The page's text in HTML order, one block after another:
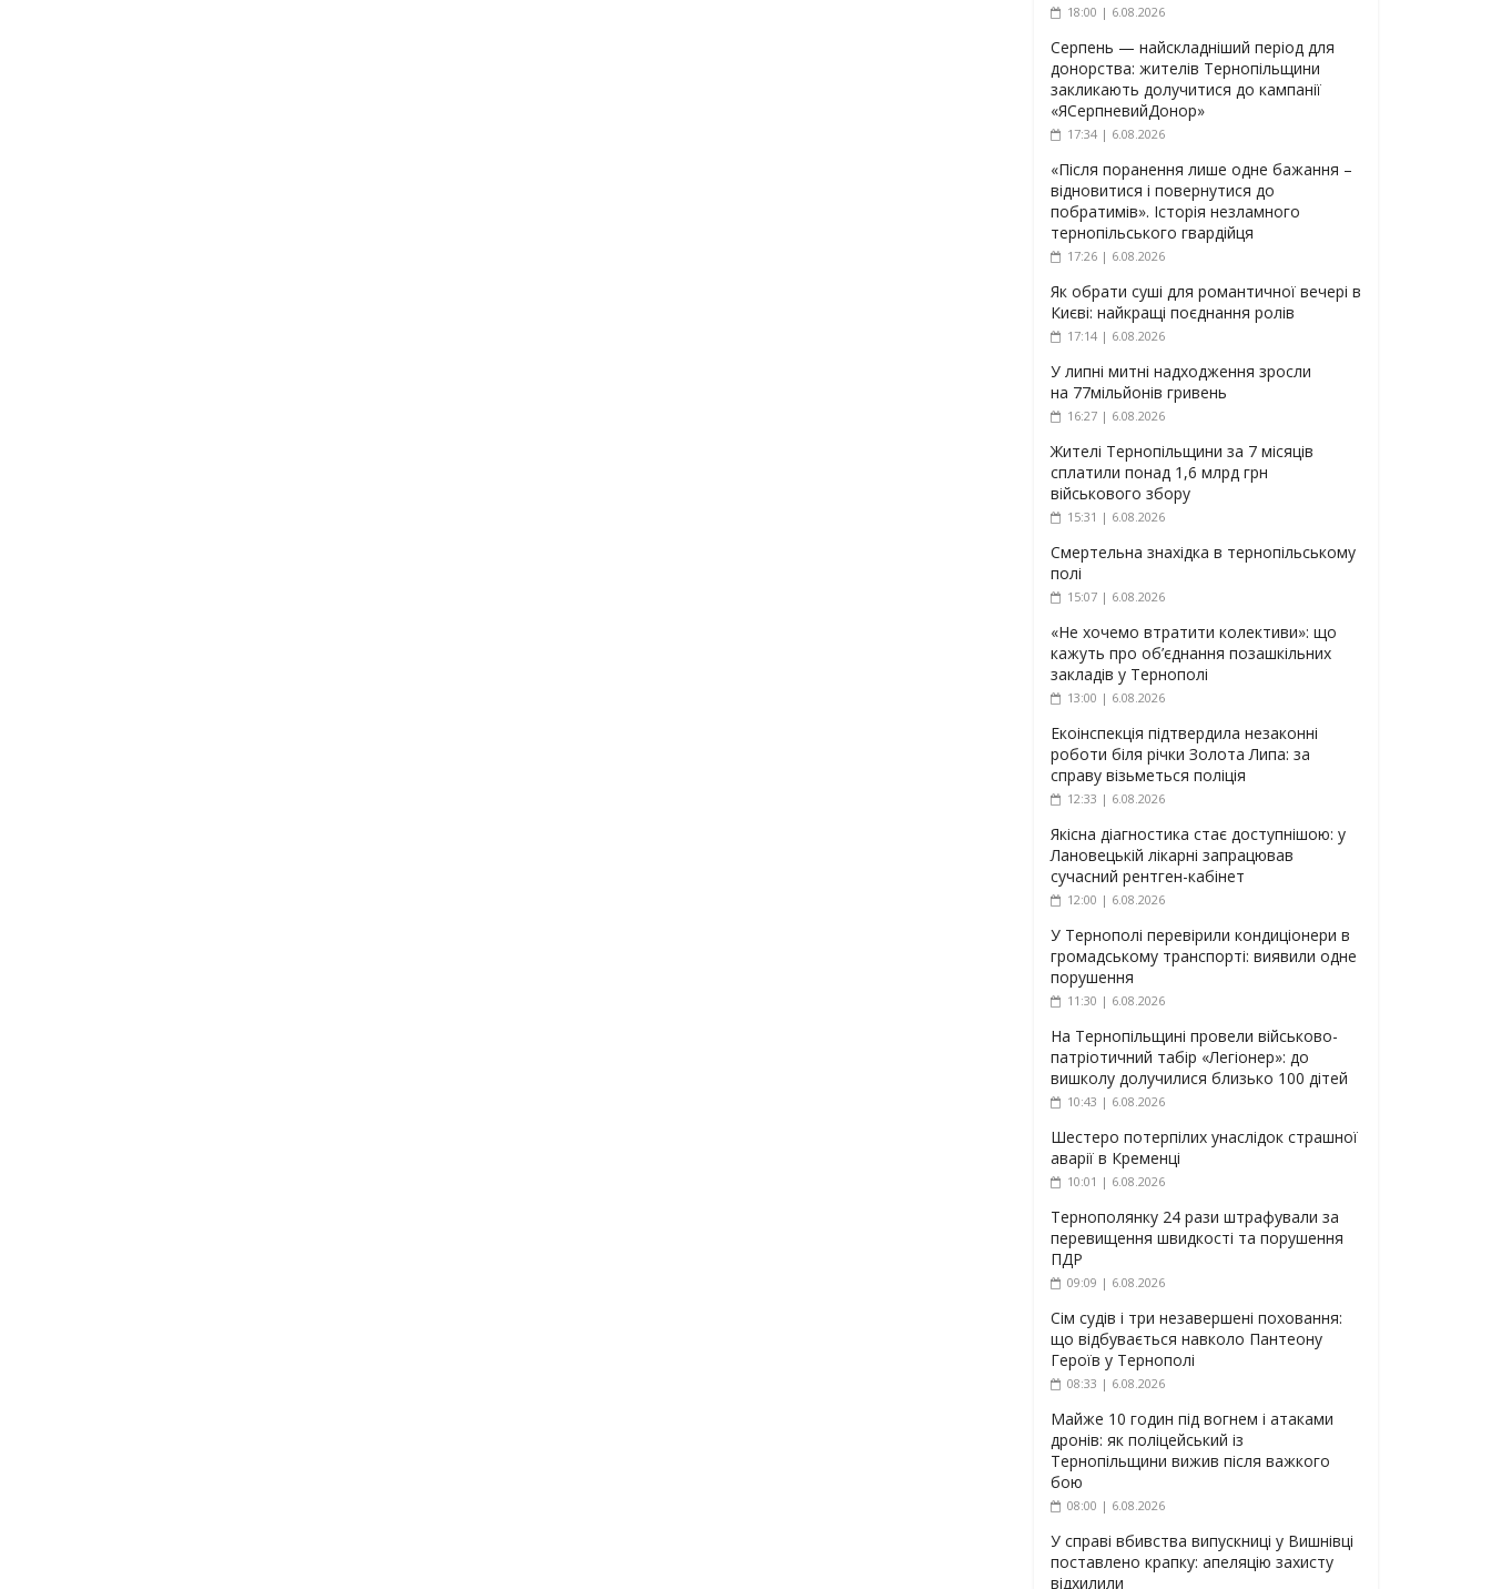
18:00 | 6.08.2026
Серпень — найскладніший період для
донорства: жителів Тернопільщини
закликають долучитися до кампанії
«ЯСерпневийДонор»
17:34 | 6.08.2026
«Після поранення лише одне бажання –
відновитися і повернутися до
побратимів». Історія незламного
тернопільського гвардійця
17:26 | 6.08.2026
Як обрати суші для романтичної вечері в
Києві: найкращі поєднання ролів
17:14 | 6.08.2026
У липні митні надходження зросли
на 77мільйонів гривень
16:27 | 6.08.2026
Жителі Тернопільщини за 7 місяців
сплатили понад 1,6 млрд грн
військового збору
15:31 | 6.08.2026
Смертельна знахідка в тернопільському
полі
15:07 | 6.08.2026
«Не хочемо втратити колективи»: що
кажуть про об’єднання позашкільних
закладів у Тернополі
13:00 | 6.08.2026
Екоінспекція підтвердила незаконні
роботи біля річки Золота Липа: за
справу візьметься поліція
12:33 | 6.08.2026
Якісна діагностика стає доступнішою: у
Лановецькій лікарні запрацював
сучасний рентген-кабінет
12:00 | 6.08.2026
У Тернополі перевірили кондиціонери в
громадському транспорті: виявили одне
порушення
11:30 | 6.08.2026
На Тернопільщині провели військово-
патріотичний табір «Легіонер»: до
вишколу долучилися близько 100 дітей
10:43 | 6.08.2026
Шестеро потерпілих унаслідок страшної
аварії в Кременці
10:01 | 6.08.2026
Тернополянку 24 рази штрафували за
перевищення швидкості та порушення
ПДР
09:09 | 6.08.2026
Сім судів і три незавершені поховання:
що відбувається навколо Пантеону
Героїв у Тернополі
08:33 | 6.08.2026
Майже 10 годин під вогнем і атаками
дронів: як поліцейський із
Тернопільщини вижив після важкого
бою
08:00 | 6.08.2026
У справі вбивства випускниці у Вишнівці
поставлено крапку: апеляцію захисту
відхилили